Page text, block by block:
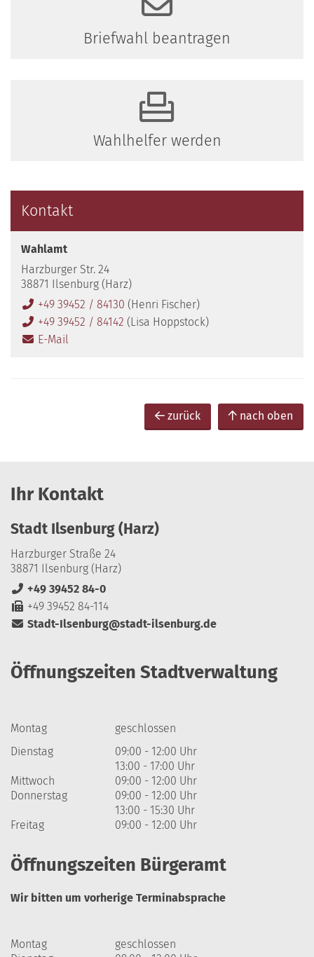
Briefwahl beantragen
Wahlhelfer werden
Kontakt
Wahlamt
Harzburger Str. 24
38871 Ilsenburg (Harz)
+49 39452 / 84130 (Henri Fischer)
+49 39452 / 84142 (Lisa Hoppstock)
E-Mail
zurück nach oben
Ihr Kontakt
Stadt Ilsenburg (Harz)
Harzburger Straße 24
38871 Ilsenburg (Harz)
+49 39452 84-0
+49 39452 84-114
Stadt-Ilsenburg@stadt-ilsenburg.de
Öffnungszeiten Stadtverwaltung
Montag
geschlossen
Dienstag
09:00 - 12:00 Uhr
13:00 - 17:00 Uhr
Mittwoch
09:00 - 12:00 Uhr
Donnerstag
09:00 - 12:00 Uhr
13:00 - 15:30 Uhr
Freitag
09:00 - 12:00 Uhr
Öffnungszeiten Bürgeramt
Wir bitten um vorherige Terminabsprache
Montag
geschlossen